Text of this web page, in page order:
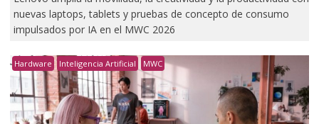
nuevas laptops, tablets y pruebas de concepto de consumo
impulsados por IA en el MWC 2026
Hardware Inteligencia Artificial MWC